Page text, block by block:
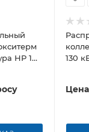
НР 1
130